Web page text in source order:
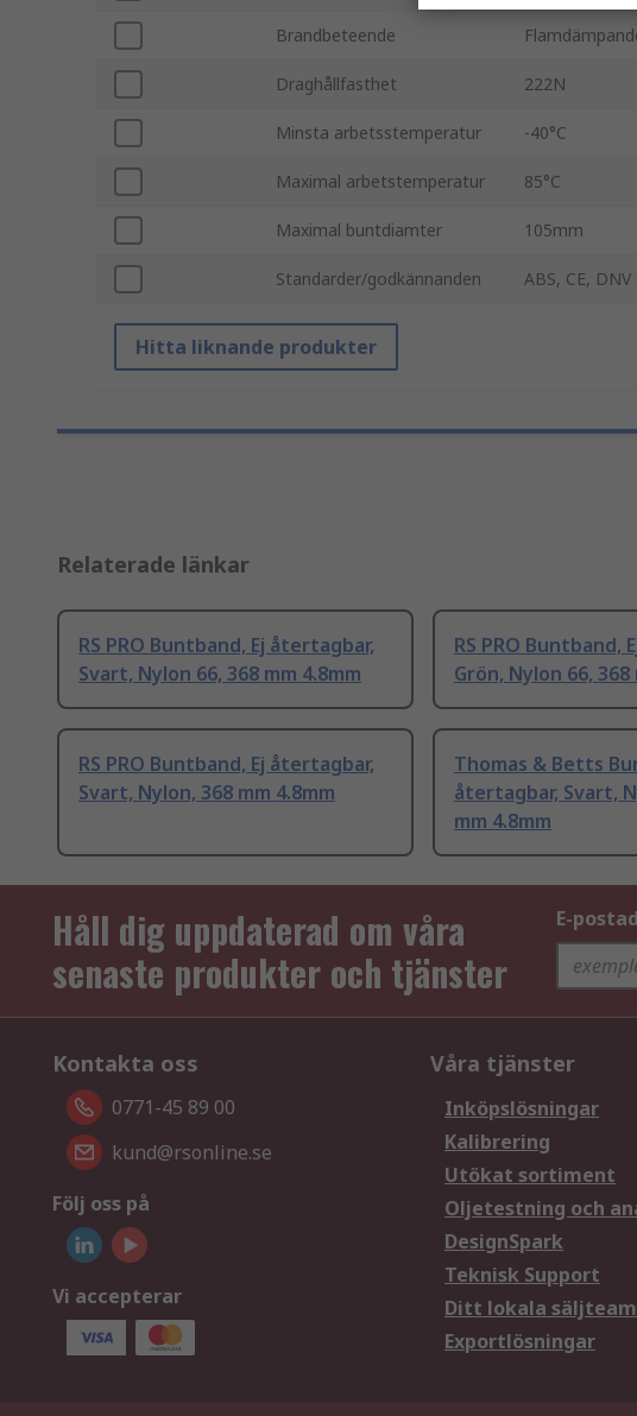
Brandbeteende
Draghållfasthet 222N
Minsta arbetsstemperatur -40°C
Maximal arbetstemperatur 85°C
Maximal buntdiamter 105mm
Standarder/godkännanden ABS, CE,
Hitta liknande produkter
Relaterade länkar
RS PRO Buntband, Ej återtagbar,
Svart, Nylon 66, 368 mm 4.8mm
RS PRO Buntband,
Grön, Nylon 66, 368
RS PRO Buntband, Ej återtagbar,
Svart, Nylon, 368 mm 4.8mm
Thomas & Betts
återtagbar, Svart,
mm 4.8mm
Håll dig uppdaterad om våra
senaste produkter och tjänster
E-
Kontakta oss
0771-45 89 00
kund@rsonline.se
Följ oss på
Vi accepterar
Våra tjänster
Inköpslösningar
Kalibrering
Utökat sortiment
Oljetestning och
DesignSpark
Teknisk Support
Ditt lokala säljteam
Exportlösningar